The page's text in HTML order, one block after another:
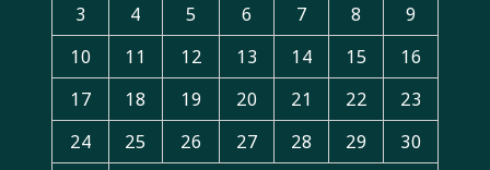
3
4 5 6 7 8
9
10
11 12 13 14 15
16
17
18 19 20 21 22
23
24
25 26 27 28 29
30